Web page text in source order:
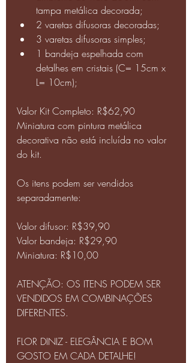
tampa metálica decorada;
2 varetas difusoras decoradas;
3 varetas difusoras simples;
1 bandeja espelhada com
detalhes em cristais (C= 15cm x
L= 10cm);
Valor Kit Completo: R$62,90
Miniatura com pintura metálica
decorativa não está incluída no valor
do kit.
Os itens podem ser vendidos
separadamente:
Valor difusor: R$39,90
Valor bandeja: R$29,90
Miniatura: R$10,00
ATENÇÃO: OS ITENS PODEM SER
VENDIDOS EM COMBINAÇÕES
DIFERENTES.
FLOR DINIZ - ELEGÂNCIA E BOM
GOSTO EM CADA DETALHE!